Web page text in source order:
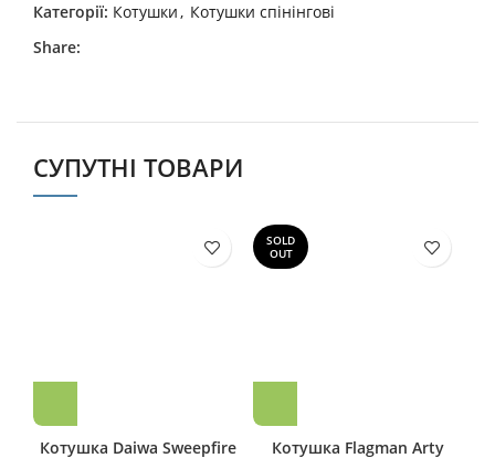
Категорії: Котушки, Котушки спінінгові
Share:
СУПУТНІ ТОВАРИ
Котушка Daiwa Sweepfire
SOLD
OUT
Котушка Flagman Arty